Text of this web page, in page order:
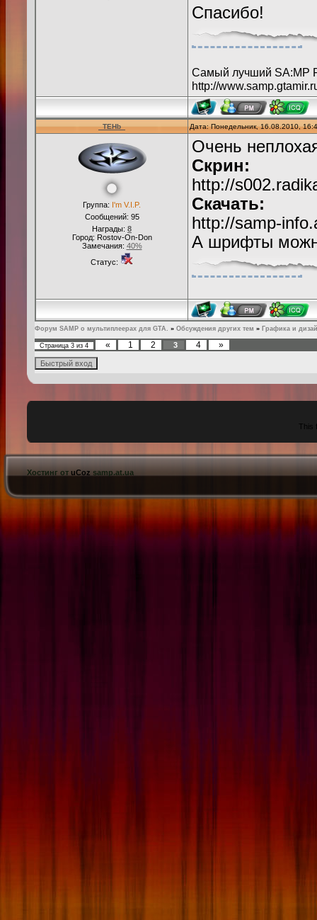
Спасибо!
Самый лучший SA:MP
http://
_TEHb_ Дата: Понедельник, 16.08.2010,
Группа: I'm V.I.P.
Сообщений: 95
Награды: 8
Город: Rostov-On-Don
Замечания: 40%
Статус:
Очень
Скрин:
http://
Скачать:
http://samp-
А шрифты
Форум SAMP о мультиплеерах для GTA. » Обсуждения других тем » Графика и
Страница 3 из 4 « 1 2 3 4 »
This
Хостинг от uCoz samp.at.ua